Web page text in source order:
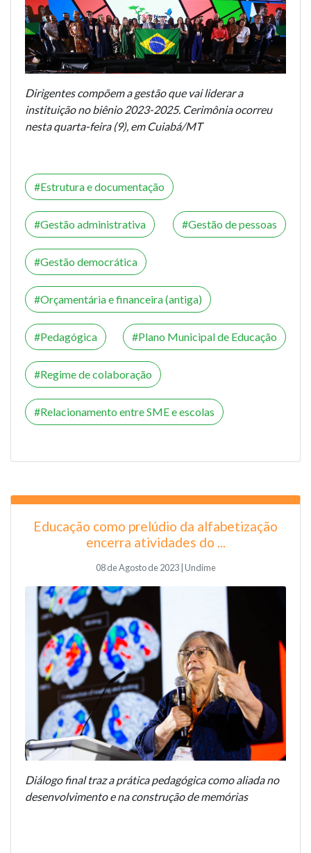
Dirigentes compõem a gestão que vai liderar a
instituição no biênio 2023-2025. Cerimônia ocorreu
nesta quarta-feira (9), em Cuiabá/MT
Estrutura e documentação
Gestão administrativa Gestão de pessoas
Gestão democrática
Orçamentária e financeira (antiga)
Pedagógica Plano Municipal de Educação
Regime de colaboração
Relacionamento entre SME e escolas
Educação como prelúdio da alfabetização
encerra atividades do ...
08 de Agosto de 2023 | Undime
Diálogo final traz a prática pedagógica como aliada no
desenvolvimento e na construção de memórias